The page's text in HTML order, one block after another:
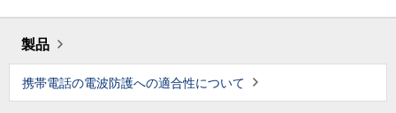
製品
携帯電話の電波防護への適合性について